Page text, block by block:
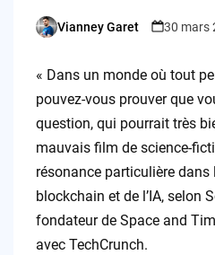
Posted
Vianney Garet 30 mars
« Dans un monde où tout
pouvez-vous prouver que
question, qui pourrait très
mauvais film de science-
résonance particulière dans
blockchain et de l’IA, selon
fondateur de Space and
avec TechCrunch.